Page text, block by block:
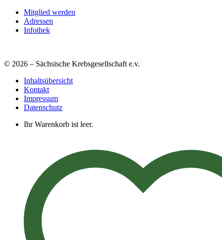
Mitglied werden
Adressen
Infothek
© 2026 – Sächsische Krebsgesellschaft e.v.
Inhaltsübersicht
Kontakt
Impressum
Datenschutz
Ihr Warenkorb ist leer.